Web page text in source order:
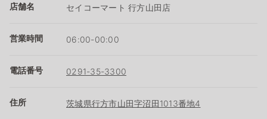
店舗名 セイコーマート 行方山田店
営業時間 06:00-00:00
電話番号 0291-35-3300
住所 茨城県行方市山田字沼田1013番地4